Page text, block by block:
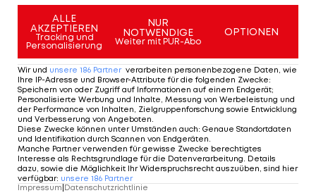
selten so am Boden erlebt. Ich habe schon richtig
viel durchgemacht in meiner Karriere, aber da
war ich echt am Tiefpunkt", gesteht Truppe, die
einen Dank an ihre Mentaltrainerin ausrichtet.
"Sie hatte in den letzten fünf Tagen die Aufgabe,
mich wieder herzurichten, weil ich wirklich sehr
fertig war. Das kenne ich so gar nicht von mir,
aber da ist das Kopfkino nur so losgelaufen",
erzählt Truppe.
ALLE
AKZEPTIEREN
Tracking und
Personalisierung
NUR
NOTWENDIGE
Weiter mit PUR-Abo
OPTIONEN
Wir und unsere 186 Partner verarbeiten personenbezogene Daten, wie
Ihre IP-Adresse und Browser-Attribute für die folgenden Zwecke:
Speichern von oder Zugriff auf Informationen auf einem Endgerät;
Personalisierte Werbung und Inhalte, Messung von Werbeleistung und
der Performance von Inhalten, Zielgruppenforschung sowie Entwicklung
und Verbesserung von Angeboten
Diese Zwecke können unter Umständen auch: Genaue Standortdaten
und Identifikation durch Scannen von Endgeräten
Manche Partner verwenden für gewisse Zwecke berechtigtes
Interesse als Rechtsgrundlage für die Datenverarbeitung. Details
dazu, sowie die Möglichkeit Ihr Widerspruchsrecht auszuüben, sind hier
verfügbar: unsere 186 Partner
Impressum|Datenschutzrichtlinie